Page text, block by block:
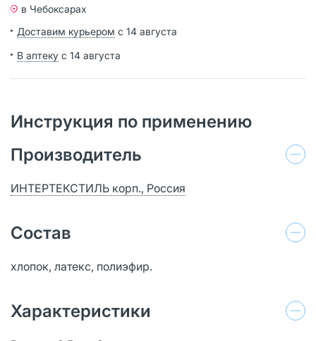
в Чебоксарах
Доставим курьером с 14 августа
В аптеку с 14 августа
Инструкция по применению
Производитель
ИНТЕРТЕКСТИЛЬ корп., Россия
Состав
хлопок, латекс, полиэфир.
Характеристики